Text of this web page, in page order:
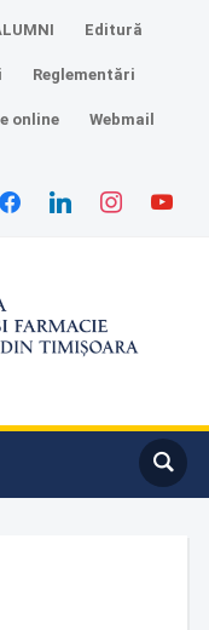
Editură
Reglementări
online Webmail